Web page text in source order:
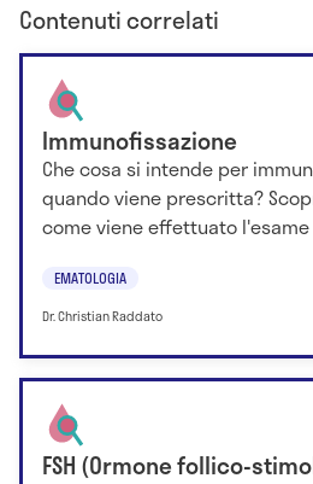
Contenuti correlati
Immunofissazione
Che cosa si intende per
quando viene prescritta?
come viene effettuato
EMATOLOGIA
Dr. Christian Raddato
FSH (Ormone follico-